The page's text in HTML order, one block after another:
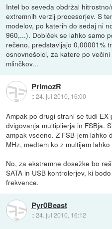
Intel bo seveda obdržal
extremnih verzij procesorjev. S
modelov, po katerih do sedaj ni
960,...). Dobiček se lahko samo
rečeno, predstavljajo 0,00001%
osnovnošolci, za katere po
mlinčkov...
PrimozR
::24. jul 2010, 16:00
Ampak po drugi strani se tudi
dvigovanja multiplierja in FSBja.
ampak vseeno. Z FSB-jem lahko
MHz, medtem ko z multijem
No, za ekstremne dosežke bo
SATA in USB kontrolerjev, ki
frekvence.
Pyr0Beast
::24. jul 2010, 16:12